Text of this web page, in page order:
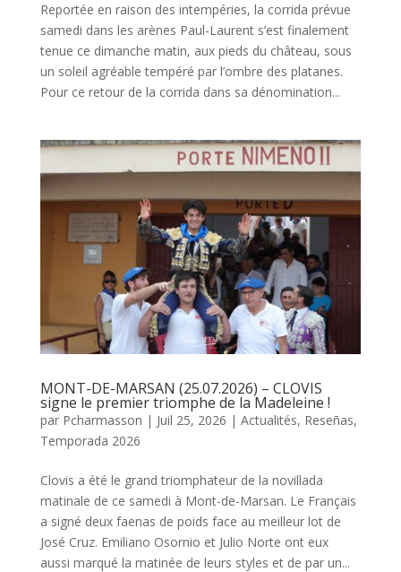
Reportée en raison des intempéries, la corrida prévue
samedi dans les arènes Paul-Laurent s’est finalement
tenue ce dimanche matin, aux pieds du château, sous
un soleil agréable tempéré par l’ombre des platanes.
Pour ce retour de la corrida dans sa dénomination...
MONT-DE-MARSAN (25.07.2026) – CLOVIS
signe le premier triomphe de la Madeleine !
par Pcharmasson | Juil 25, 2026 | Actualités, Reseñas,
Temporada 2026
Clovis a été le grand triomphateur de la novillada
matinale de ce samedi à Mont-de-Marsan. Le Français
a signé deux faenas de poids face au meilleur lot de
José Cruz. Emiliano Osornio et Julio Norte ont eux
aussi marqué la matinée de leurs styles et de par un...